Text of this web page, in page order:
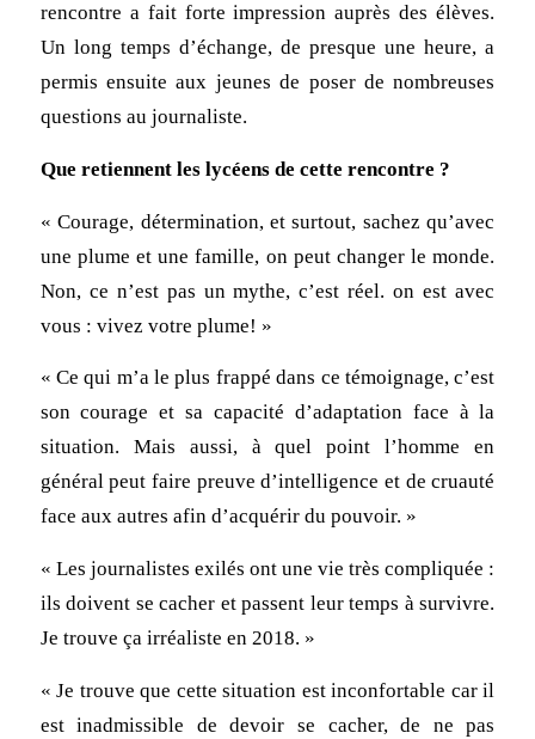
rencontre a fait forte impression auprès des élèves.
Un long temps d’échange, de presque une heure, a
permis ensuite aux jeunes de poser de nombreuses
questions au journaliste.
Que retiennent les lycéens de cette rencontre ?
« Courage, détermination, et surtout, sachez qu’avec
une plume et une famille, on peut changer le monde.
Non, ce n’est pas un mythe, c’est réel. on est avec
vous : vivez votre plume! »
« Ce qui m’a le plus frappé dans ce témoignage, c’est
son courage et sa capacité d’adaptation face à la
situation. Mais aussi, à quel point l’homme en
général peut faire preuve d’intelligence et de cruauté
face aux autres afin d’acquérir du pouvoir. »
« Les journalistes exilés ont une vie très compliquée :
ils doivent se cacher et passent leur temps à survivre.
Je trouve ça irréaliste en 2018. »
« Je trouve que cette situation est inconfortable car il
est inadmissible de devoir se cacher, de ne pas